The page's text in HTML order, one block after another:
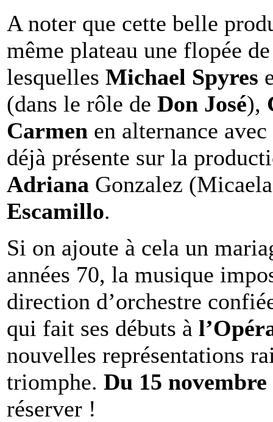
A noter que cette belle
même plateau une flopée
lesquelles Michael Spyres
(dans le rôle de Don José),
Carmen en alternance avec
déjà présente sur la
Adriana Gonzalez
Escamillo.
Si on ajoute à cela un
années 70, la musique
direction d’orchestre
qui fait ses débuts à
nouvelles représentations
triomphe. Du 15
réserver !